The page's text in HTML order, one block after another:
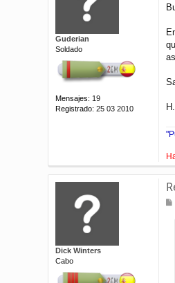
Guderian
Soldado
Mensajes: 19
Registrado: 25 03 2010
Dick Winters
Cabo